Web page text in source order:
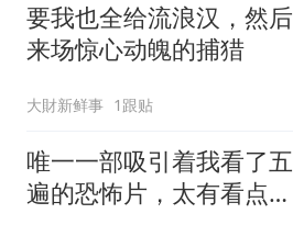
要我也全给流浪汉，然后
来场惊心动魄的捕猎
大財新鲜事 1跟贴
唯一一部吸引着我看了五
遍的恐怖片，太有看点